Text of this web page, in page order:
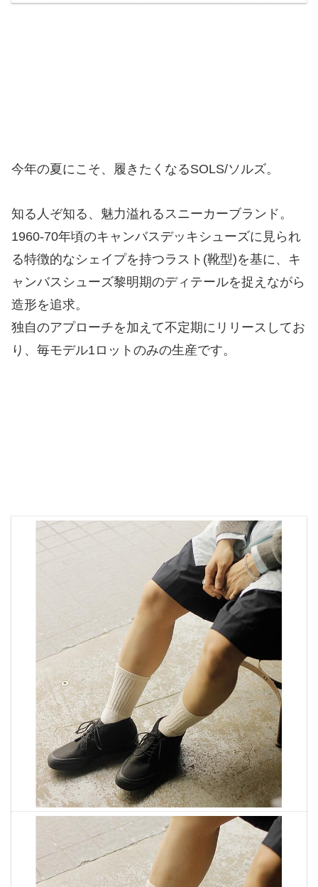
今年の夏にこそ、履きたくなるSOLS/ソルズ。
知る人ぞ知る、魅力溢れるスニーカーブランド。
1960-70年頃のキャンバスデッキシューズに見られ
る特徴的なシェイプを持つラスト(靴型)を基に、キ
ャンバスシューズ黎明期のディテールを捉えながら
造形を追求。
独自のアプローチを加えて不定期にリリースしてお
り、毎モデル1ロットのみの生産です。